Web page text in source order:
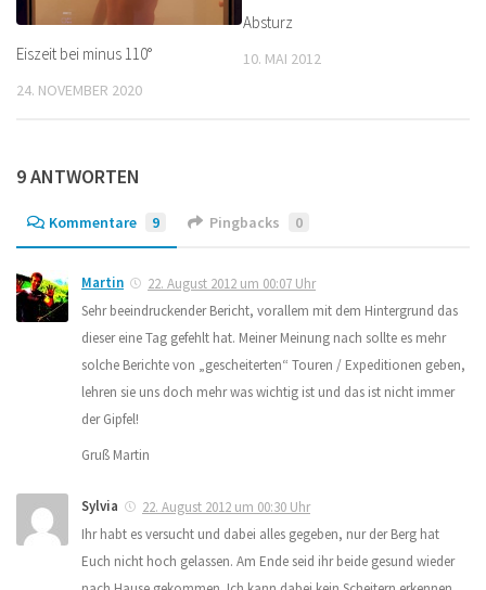
Eiszeit bei minus 110°
24. NOVEMBER 2020
Absturz
10. MAI 2012
9 ANTWORTEN
Kommentare 9 Pingbacks 0
Martin
22. August 2012 um 00:07 Uhr
Sehr beeindruckender Bericht, vorallem mit dem Hintergrund das
dieser eine Tag gefehlt hat. Meiner Meinung nach sollte es mehr
solche Berichte von „gescheiterten“ Touren / Expeditionen geben,
lehren sie uns doch mehr was wichtig ist und das ist nicht immer
der Gipfel!
Gruß Martin
Sylvia
22. August 2012 um 00:30 Uhr
Ihr habt es versucht und dabei alles gegeben, nur der Berg hat
Euch nicht hoch gelassen. Am Ende seid ihr beide gesund wieder